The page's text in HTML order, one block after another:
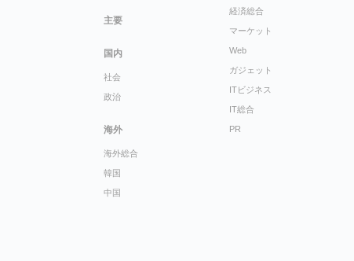
主要
国内
社会
政治
海外
海外総合
韓国
中国
経済総合
マーケット
Web
ガジェット
ITビジネス
IT総合
PR